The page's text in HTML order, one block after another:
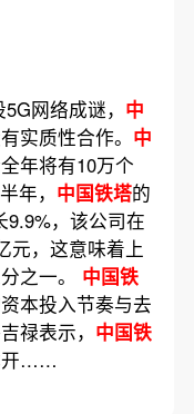
网络成谜， 中
实质性合作。 中
年将有10万个
年， 中国铁塔的
9.9%，该公司在
元，这意味着上
之一。 中国铁
本投入节奏与去
禄表示， 中国铁
开……